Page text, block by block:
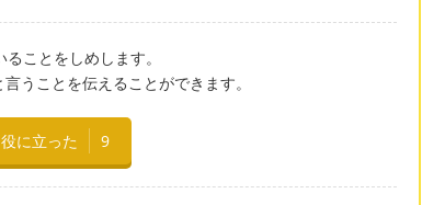
ことをしめします。
うことを伝えることができます。
役に立った 9